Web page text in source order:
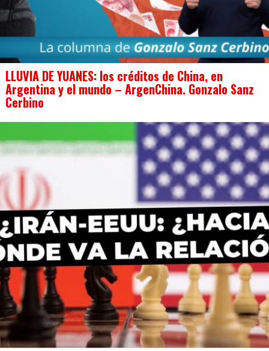
LLUVIA DE YUANES: los créditos de China, en
Argentina y el mundo – ArgenChina. Gonzalo Sanz
Cerbino